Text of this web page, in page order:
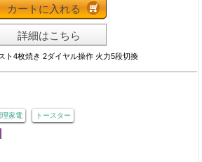
カートに入れる
詳細はこちら
ト4枚焼き 2ダイヤル操作 火力5段切換
家電 トースター